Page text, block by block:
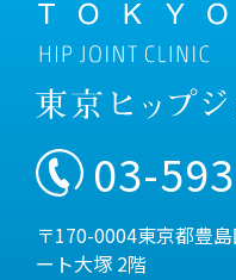
03-
〒170-0004東京都豊
ート大塚 2階